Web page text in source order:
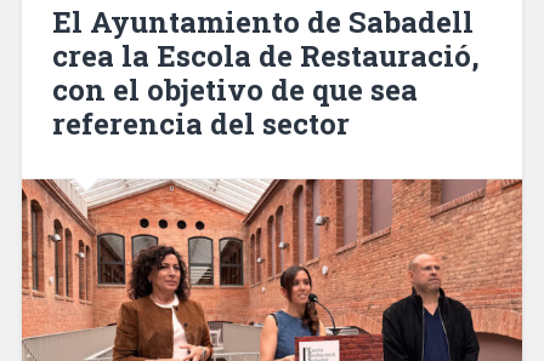
El Ayuntamiento de Sabadell
crea la Escola de Restauració,
con el objetivo de que sea
referencia del sector